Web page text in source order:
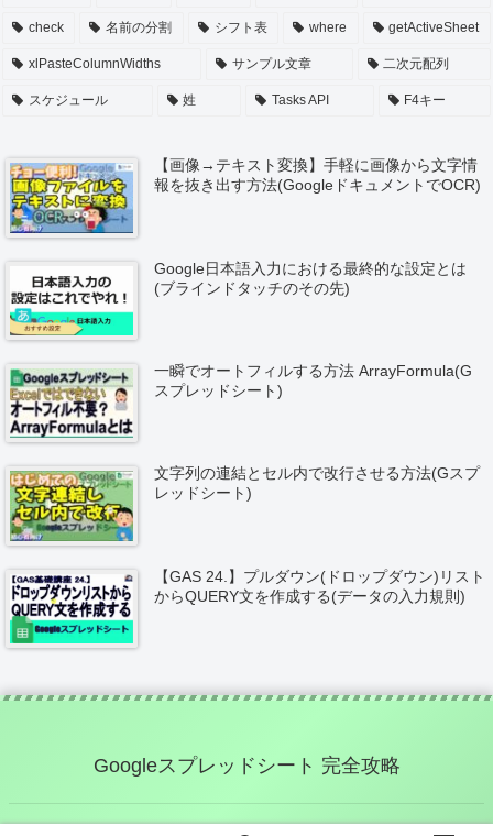
check 名前の分割 シフト表 where getActiveSheet
xlPasteColumnWidths サンプル文章 二次元配列
スケジュール 姓 Tasks API F4キー
【画像→テキスト変換】手軽に画像から文字情
報を抜き出す方法(GoogleドキュメントでOCR)
Google日本語入力における最終的な設定とは
(ブラインドタッチのその先)
一瞬でオートフィルする方法 ArrayFormula(G
スプレッドシート)
文字列の連結とセル内で改行させる方法(Gスプ
レッドシート)
【GAS 24.】プルダウン(ドロップダウン)リスト
からQUERY文を作成する(データの入力規則)
Googleスプレッドシート 完全攻略